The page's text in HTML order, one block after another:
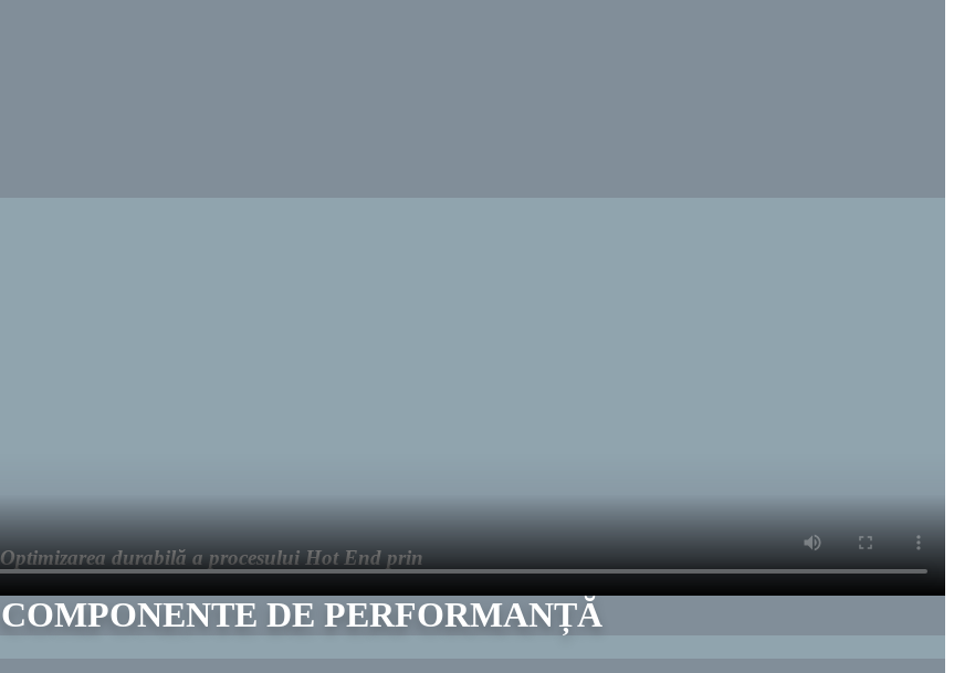
Optimizarea durabilă a procesului Hot End prin
COMPONENTE DE PERFORMANȚĂ